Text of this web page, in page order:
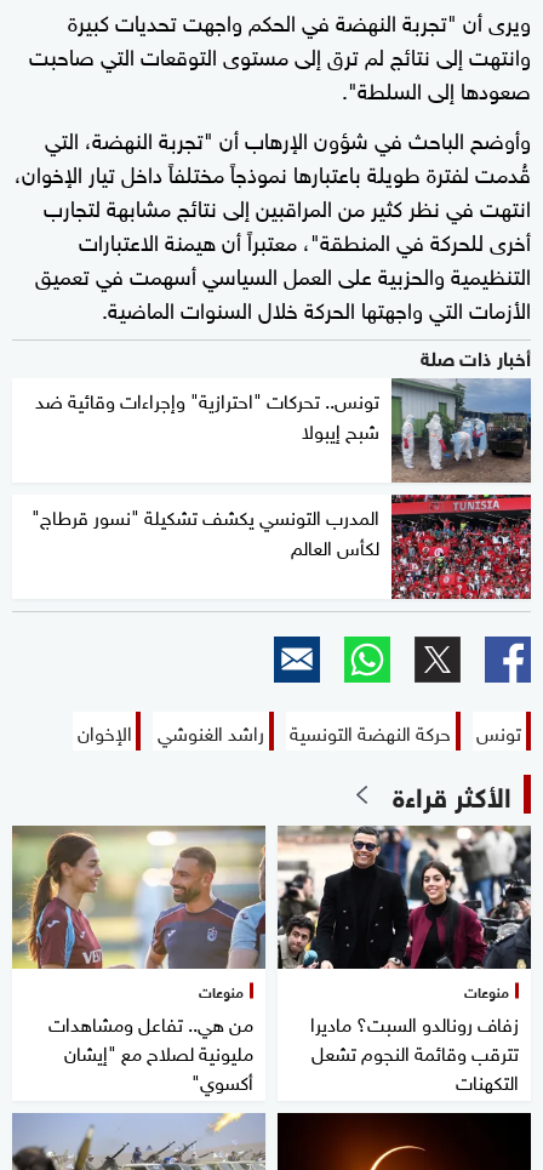
ويرى أن "تجربة النهضة في الحكم واجهت تحديات كبيرة
وانتهت إلى نتائج لم ترق إلى مستوى التوقعات التي صاحبت
صعودها إلى السلطة".
وأوضح الباحث في شؤون الإرهاب أن "تجربة النهضة، التي
قُدمت لفترة طويلة باعتبارها نموذجاً مختلفاً داخل تيار الإخوان،
انتهت في نظر كثير من المراقبين إلى نتائج مشابهة لتجارب
أخرى للحركة في المنطقة"، معتبراً أن هيمنة الاعتبارات
التنظيمية والحزبية على العمل السياسي أسهمت في تعميق
الأزمات التي واجهتها الحركة خلال السنوات الماضية.
أخبار ذات صلة
تونس.. تحركات "احترازية" وإجراءات وقائية ضد
شبح إيبولا
المدرب التونسي يكشف تشكيلة "نسور قرطاج"
لكأس العالم
تونس حركة النهضة التونسية راشد الغنوشي الإخوان
الأكثر قراءة
منوعات
زفاف رونالدو السبت؟ ماديرا
تترقب وقائمة النجوم تشعل
التكهنات
منوعات
من هي.. تفاعل ومشاهدات
مليونية لصلاح مع "إيشان
أكسوي"